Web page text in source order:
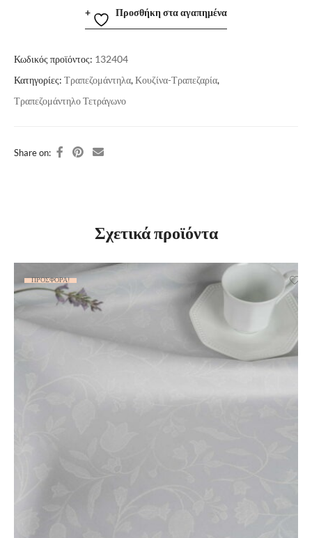
Προσθήκη στα αγαπημένα
Κωδικός προϊόντος: 132404
Κατηγορίες: Τραπεζομάντηλα,Κουζίνα-Τραπεζαρία,
Τραπεζομάντηλο Τετράγωνο
Share on:
Σχετικά προϊόντα
ΠΡΟΣΦΟΡΆ!